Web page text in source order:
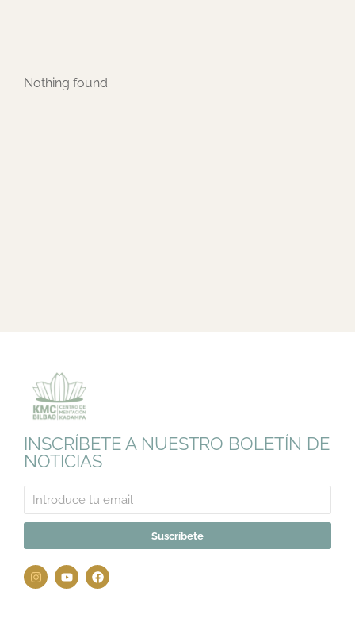
Nothing found
INSCRÍBETE A NUESTRO BOLETÍN DE
NOTICIAS
Suscríbete